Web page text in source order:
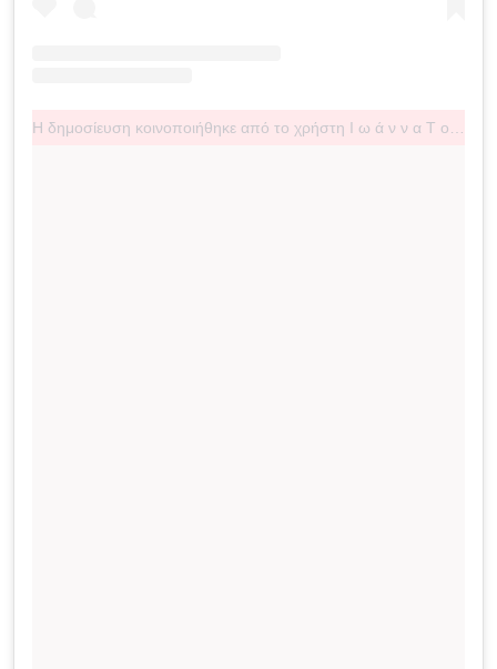
Η δημοσίευση κοινοποιήθηκε από το χρήστη Ι ω ά ν ν α Τ ο ύ ν η (@j.touni)